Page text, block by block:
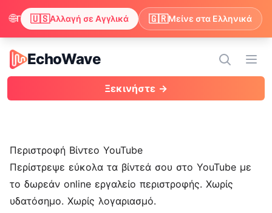
EchoWave
EchoWave
Ξεκινήστε →
Περιστροφή Βίντεο YouTube
Περίστρεψε εύκολα τα βίντεά σου στο YouTube με
το δωρεάν online εργαλείο περιστροφής. Χωρίς
υδατόσημο. Χωρίς λογαριασμό.
🌐 🇺🇸Αλλαγή σε Αγγλικά 🇬🇷Μείνε στα Ελληνικά